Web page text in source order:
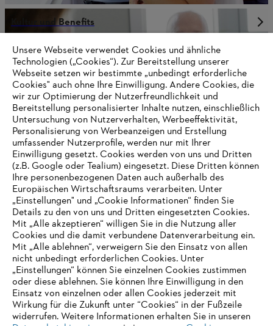
Kultur und Benefits
Informationen für Lieferanten
Produkte
Kontakt
Karriere
Hinweisgebersystem
ImpressumDatenschutzCookie InformationenAGB
STIHL Kettenwerk GmbH & Co KG, 9500 Wil | STIHL VERTRIEBS AG,
Unsere Webseite verwendet Cookies und ähnliche
Technologien („Cookies“). Zur Bereitstellung unserer
Webseite setzen wir bestimmte „unbedingt erforderliche
Cookies" auch ohne Ihre Einwilligung. Andere Cookies, die
wir zur Optimierung der Nutzerfreundlichkeit und
Bereitstellung personalisierter Inhalte nutzen, einschließlich
Untersuchung von Nutzerverhalten, Werbeeffektivität,
Personalisierung von Werbeanzeigen und Erstellung
umfassender Nutzerprofile, werden nur mit Ihrer
Einwilligung gesetzt. Cookies werden von uns und Dritten
(z.B. Google oder Tealium) eingesetzt. Diese Dritten können
Ihre personenbezogenen Daten auch außerhalb des
Europäischen Wirtschaftsraums verarbeiten. Unter
„Einstellungen" und „Cookie Informationen“ finden Sie
Details zu den von uns und Dritten eingesetzten Cookies.
Mit „Alle akzeptieren“ willigen Sie in die Nutzung aller
Cookies und die damit verbundene Datenverarbeitung ein.
Mit „Alle ablehnen“, verweigern Sie den Einsatz von allen
nicht unbedingt erforderlichen Cookies. Unter
„Einstellungen“ können Sie einzelnen Cookies zustimmen
oder diese ablehnen. Sie können Ihre Einwilligung in den
Einsatz von einzelnen oder allen Cookies jederzeit mit
Wirkung für die Zukunft unter “Cookies“ in der Fußzeile
widerrufen. Weitere Informationen erhalten Sie in unseren